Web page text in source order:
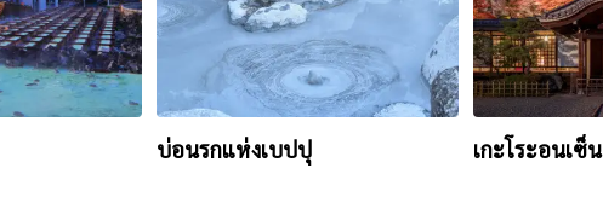
บ่อนรกแห่งเบปปุ เกะโระอนเซ็น